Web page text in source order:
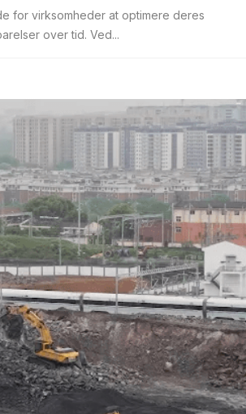
for virksomheder at optimere deres
over tid. Ved...